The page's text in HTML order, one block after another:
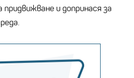
придвижване и допринася за